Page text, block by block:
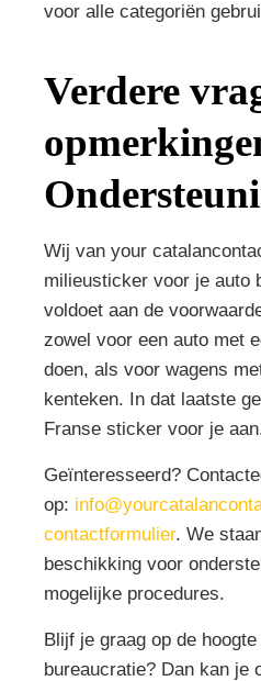
voor alle categoriën
Verdere
Wij van your
milieusticker voor je auto
voldoet aan de
zowel voor een auto met
doen, als voor wagens
kenteken. In dat laatste
Franse sticker voor je
Geïnteresseerd?
op:
contactformulier. We
beschikking voor
mogelijke procedures.
Blijf je graag op de
bureaucratie? Dan kan je